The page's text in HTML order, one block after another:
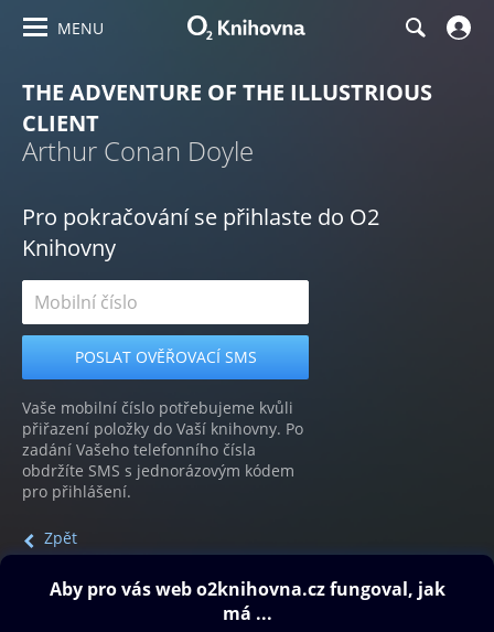
MENU
THE ADVENTURE OF THE ILLUSTRIOUS
CLIENT
Arthur Conan Doyle
Pro pokračování se přihlaste do O2
Knihovny
Vaše mobilní číslo potřebujeme kvůli
přiřazení položky do Vaší knihovny. Po
zadání Vašeho telefonního čísla
obdržíte SMS s jednorázovým kódem
pro přihlášení.
Zpět